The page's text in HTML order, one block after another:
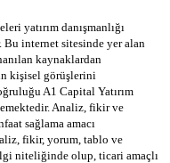
yatırım danışmanlığı
Bu internet sitesinde yer alan
kaynaklardan
kişisel görüşlerini
A1 Capital Yatırım
Analiz, fikir ve
sağlama amacı
fikir, yorum, tablo ve
niteliğinde olup, ticari amaçlı